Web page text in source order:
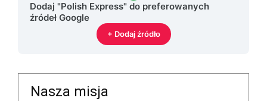
Dodaj "Polish Express" do preferowanych
źródeł Google
+ Dodaj źródło
Nasza misja